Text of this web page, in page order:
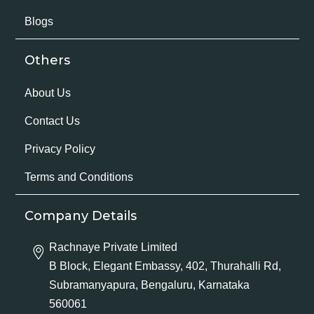
Blogs
Others
About Us
Contact Us
Privacy Policy
Terms and Conditions
Company Details
Rachnaye Private Limited
B Block, Elegant Embassy, 402, Thurahalli Rd,
Subramanyapura, Bengaluru, Karnataka
560061